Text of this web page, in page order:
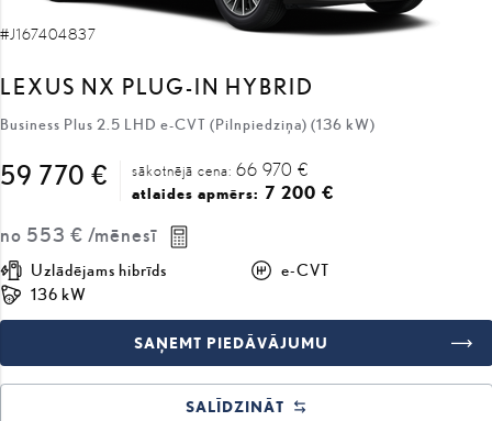
#J167404837
LEXUS NX PLUG-IN HYBRID
Business Plus 2.5 LHD e-CVT (Pilnpiedziņa) (136 kW)
59 770 € sākotnējā cena: 66 970 €
atlaides apmērs: 7 200 €
no 553 € /mēnesī
Uzlādējams hibrīds
e-CVT
136 kW
SAŅEMT PIEDĀVĀJUMU
SALĪDZINĀT